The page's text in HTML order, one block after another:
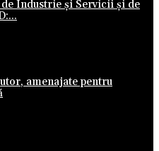
Industrie și Servicii și de
amenajate pentru